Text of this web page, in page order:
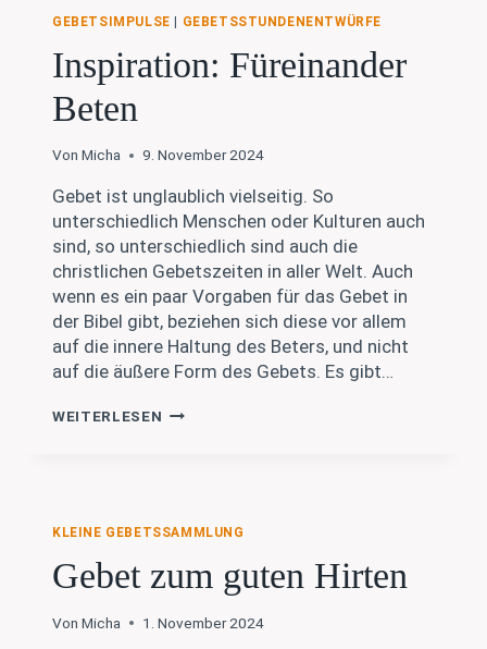
OT
GEBETSIMPULSE | GEBETSSTUNDENENTWÜRFE
Inspiration: Füreinander
Beten
Von Micha 9. November 2024
Gebet ist unglaublich vielseitig. So
unterschiedlich Menschen oder Kulturen auch
sind, so unterschiedlich sind auch die
christlichen Gebetszeiten in aller Welt. Auch
wenn es ein paar Vorgaben für das Gebet in
der Bibel gibt, beziehen sich diese vor allem
auf die innere Haltung des Beters, und nicht
auf die äußere Form des Gebets. Es gibt…
WEITERLESEN INSPIRATION:
KLEINE GEBETSSAMMLUNG
Gebet zum guten Hirten
Von Micha 1. November 2024